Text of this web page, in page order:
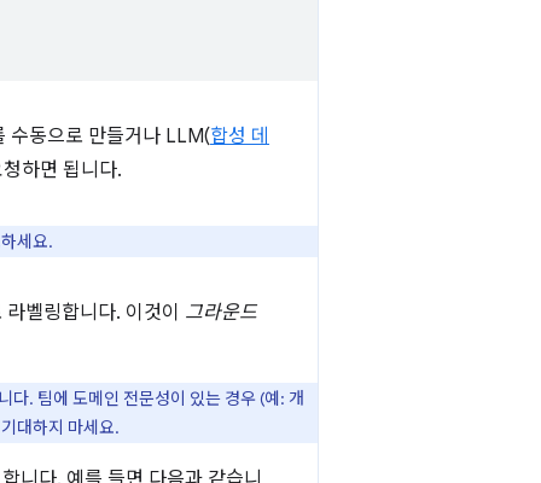
수동으로 만들거나 LLM(합성 데
하면 됩니다.
세요.
라벨링합니다. 이것이 그라운드
다. 팀에 도메인 전문성이 있는 경우 (예: 개
대하지 마세요.